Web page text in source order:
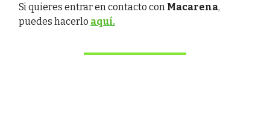
Si quieres entrar en contacto con Macarena,
puedes hacerlo aquí.